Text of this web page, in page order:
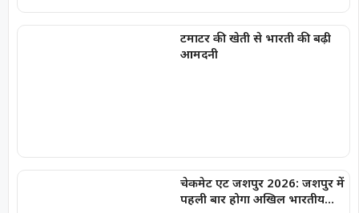
टमाटर की खेती से भारती की बढ़ी
आमदनी
चेकमेट एट जशपुर 2026: जशपुर में
पहली बार होगा अखिल भारतीय